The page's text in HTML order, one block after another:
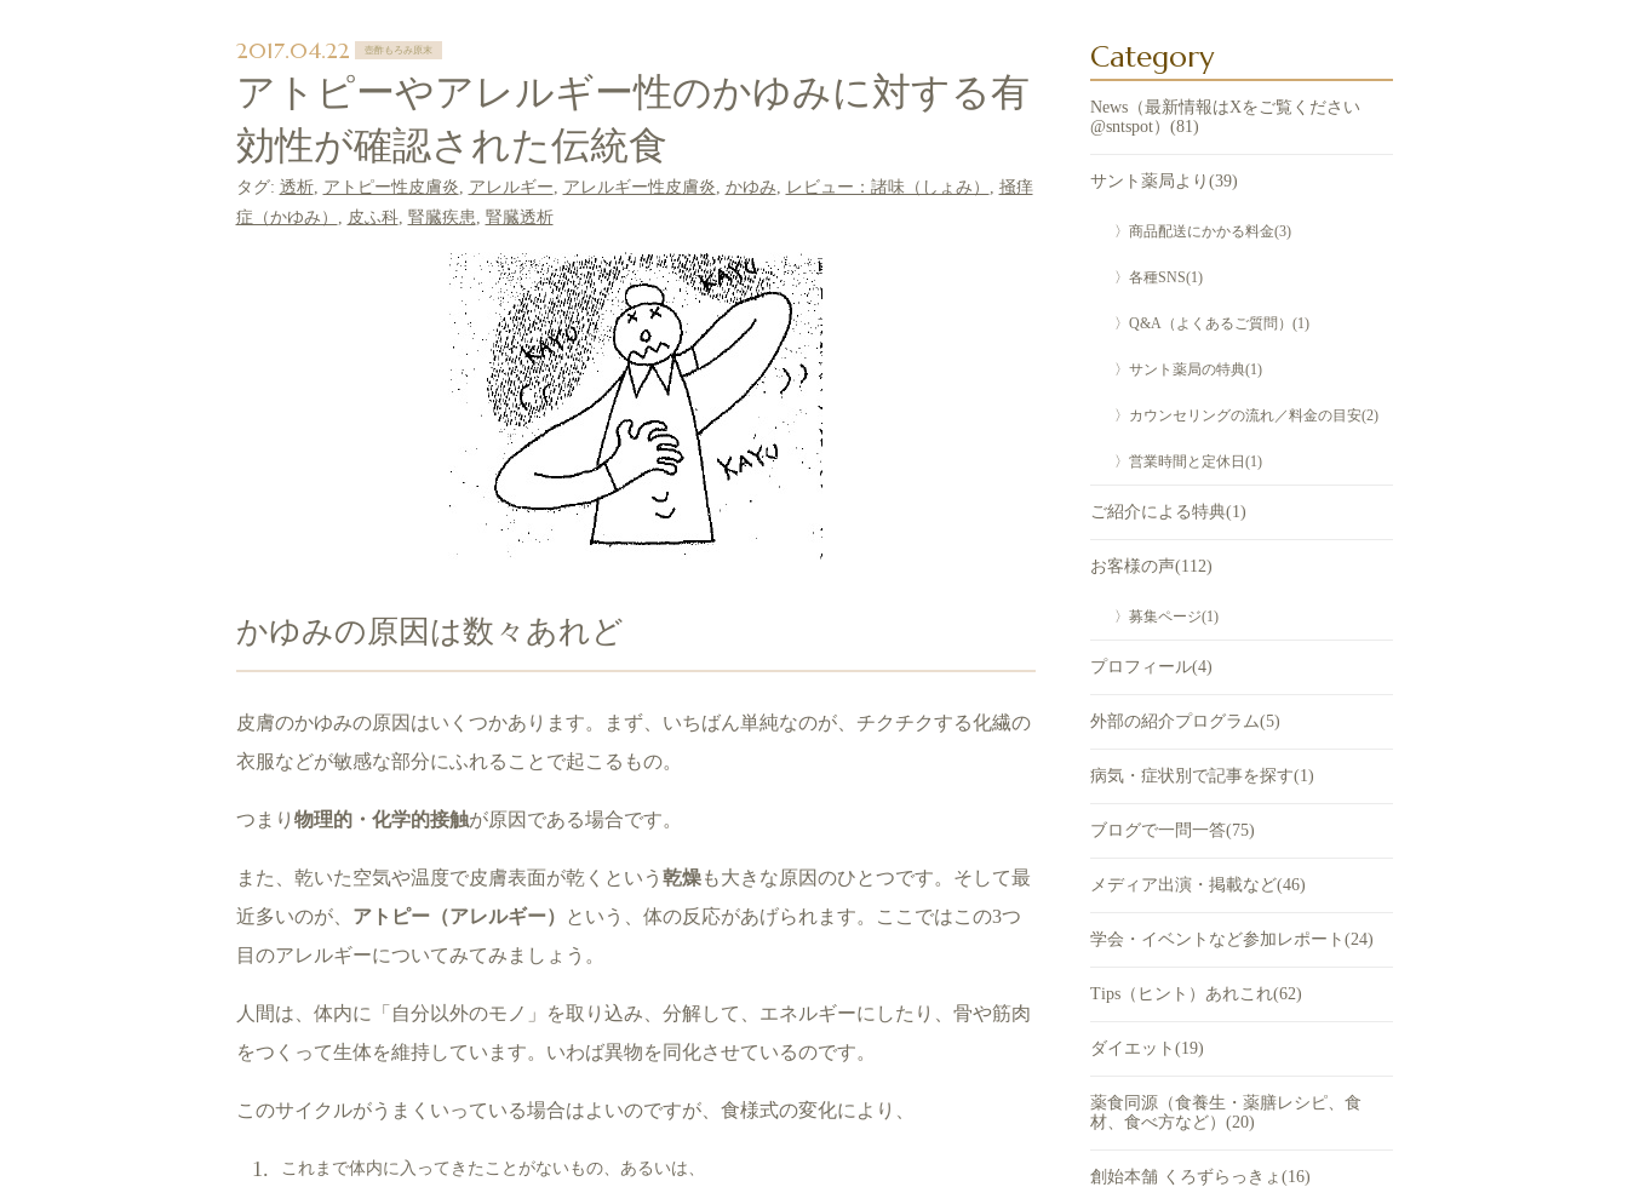
2017.04.22 壺酢もろみ原末
アトピーやアレルギー性のかゆみに対する有
効性が確認された伝統食
タグ: 透析, アトピー性皮膚炎, アレルギー, アレルギー性皮膚炎, かゆみ, レビュー：諸味（しょみ） , 掻痒
症（かゆみ） , 皮ふ科, 腎臓疾患, 腎臓透析
かゆみの原因は数々あれど
皮膚のかゆみの原因はいくつかあります。まず、いちばん単純なのが、チクチクする化繊の
衣服などが敏感な部分にふれることで起こるもの。
つまり 物理的・化学的接触が原因である場合です。
また、乾いた空気や温度で皮膚表面が乾くという 乾燥も大きな原因のひとつです。そして最
近多いのが、 アトピー（アレルギー）
という、体の反応があげられます。ここではこの3つ
目のアレルギーについてみてみましょう。
人間は、体内に「自分以外のモノ」を取り込み、分解して、エネルギーにしたり、骨や筋肉
をつくって生体を維持しています。いわば異物を同化させているのです。
このサイクルがうまくいっている場合はよいのですが、食様式の変化により、
これまで体内に入ってきたことがないもの、あるいは、
Category
News（最新情報はXをご覧ください
@sntspot）(81)
サント薬局より(39)
〉商品配送にかかる料金(3)
〉各種SNS(1)
〉Q&A（よくあるご質問）(1)
〉サント薬局の特典(1)
〉カウンセリングの流れ／料金の目安(2)
〉営業時間と定休日(1)
ご紹介による特典(1)
お客様の声(112)
〉募集ページ(1)
プロフィール(4)
外部の紹介プログラム(5)
病気・症状別で記事を探す(1)
ブログで一問一答(75)
メディア出演・掲載など(46)
学会・イベントなど参加レポート(24)
Tips（ヒント）あれこれ(62)
ダイエット(19)
薬食同源（食養生・薬膳レシピ、食
材、食べ方など）(20)
創始本舗 くろずらっきょ(16)